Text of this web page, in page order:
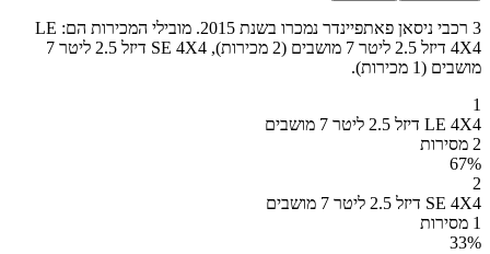
3 רכבי ניסאן פאתפיינדר נמכרו בשנת 2015. מובילי המכירות הם: LE
4X4 דיזל 2.5 ליטר 7 מושבים (2 מכירות), SE 4X4 דיזל 2.5 ליטר 7
מושבים (1 מכירות).
1
LE 4X4 דיזל 2.5 ליטר 7 מושבים
2 מסירות
67%
2
SE 4X4 דיזל 2.5 ליטר 7 מושבים
1 מסירות
33%